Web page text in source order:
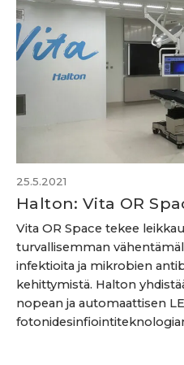
25.5.2021
Halton: Vita OR
Vita OR Space tekee
turvallisemman
infektioita ja mikrobien
kehittymistä. Halton
nopean ja automaattisen